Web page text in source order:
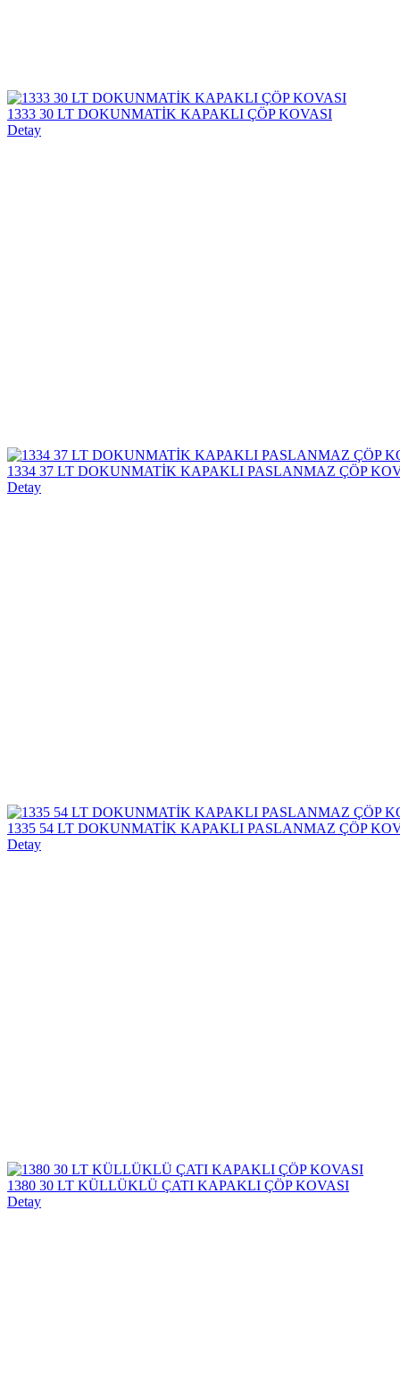
1333 30 LT DOKUNMATİK KAPAKLI ÇÖP KOVASI
Detay
1334 37 LT DOKUNMATİK KAPAKLI PASLANMAZ ÇÖP
Detay
1335 54 LT DOKUNMATİK KAPAKLI PASLANMAZ ÇÖP
Detay
1380 30 LT KÜLLÜKLÜ ÇATI KAPAKLI ÇÖP KOVASI
Detay